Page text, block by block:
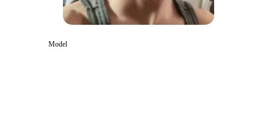
Model